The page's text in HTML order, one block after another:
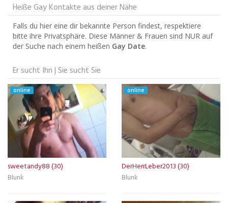
Heiße Gay Kontakte aus deiner Nähe
Falls du hier eine dir bekannte Person findest, respektiere
bitte ihre Privatsphäre. Diese Männer & Frauen sind NUR auf
der Suche nach einem heißen Gay Date.
Er sucht Ihn | Sie sucht Sie
online
sweetandy88 (30)
Blunk
online
DerHerrLeber2013 (30)
Blunk